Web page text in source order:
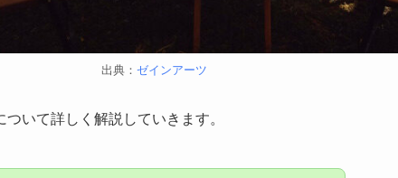
出典： ゼインアーツ
ついて詳しく解説していきます。